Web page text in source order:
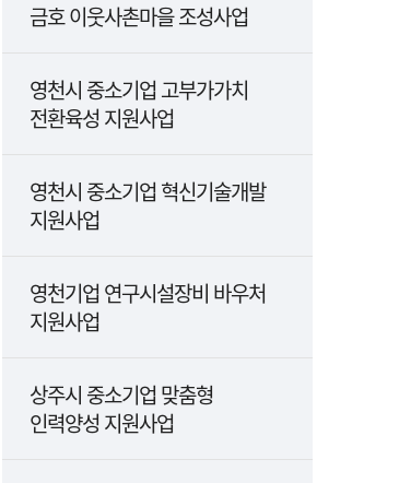
금호 이웃사촌마을 조성사업
영천시 중소기업 고부가가치
전환육성 지원사업
영천시 중소기업 혁신기술개발
지원사업
영천기업 연구시설장비 바우처
지원사업
상주시 중소기업 맞춤형
인력양성 지원사업